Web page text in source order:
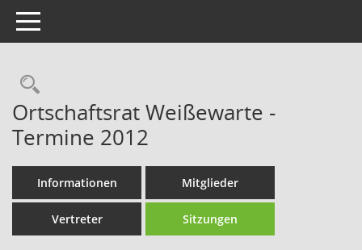
Toggle navigation
Rechercheauswahl
Ortschaftsrat Weißewarte -
Termine 2012
Informationen Mitglieder
Vertreter Sitzungen